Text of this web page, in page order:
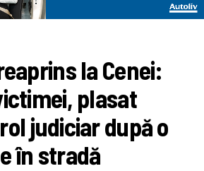
la Cenei:
plasat
judiciar după o
în stradă